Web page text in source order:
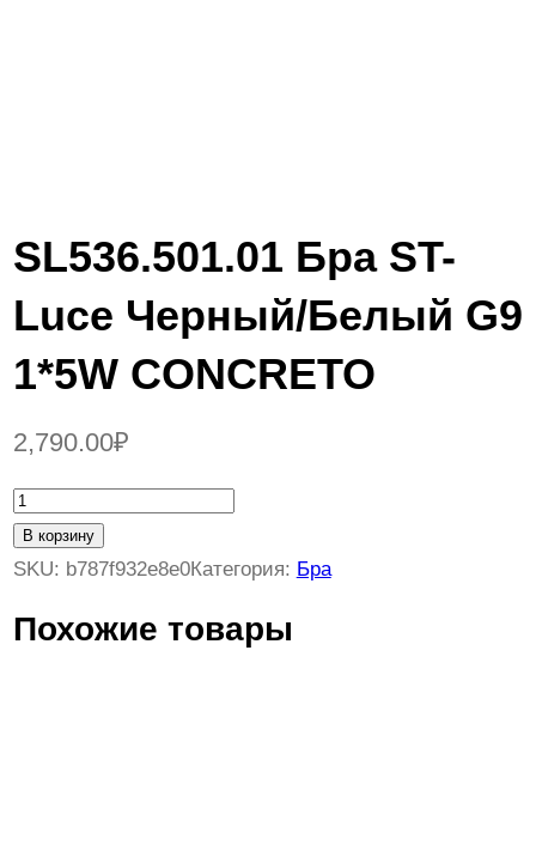
SL536.501.01 Бра ST-
Luce Черный/Белый G9
1*5W CONCRETO
2,790.00₽
К
о
л
ч
В корзину
SKU: b787f932e8e0Категория: Бра
Похожие товары